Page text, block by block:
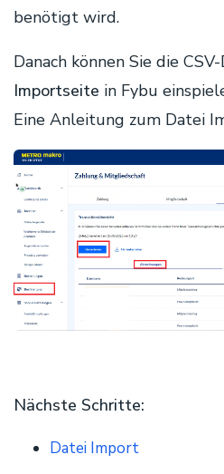
benötigt wird.
Danach können Sie die
Importseite in Fybu
Eine Anleitung zum Datei
Nächste Schritte:
Datei Import